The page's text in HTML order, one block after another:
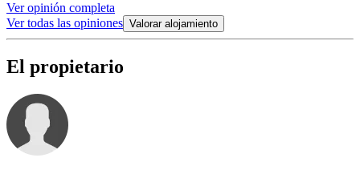
Ver opinión completa
Ver todas las opiniones Valorar alojamiento
El propietario